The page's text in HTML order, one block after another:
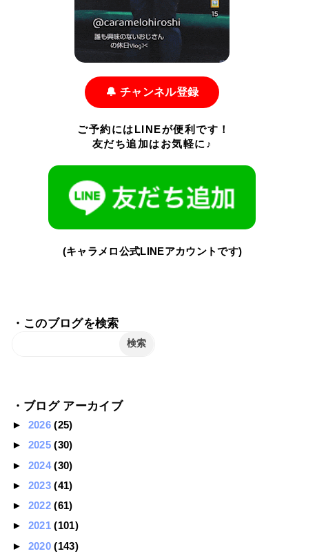
🔔 チャンネル登録
ご予約にはLINEが便利です！
友だち追加はお気軽に♪
(キャラメロ公式LINEアカウントです)
・このブログを検索
・ブログ アーカイブ
► 2026(25)
► 2025(30)
► 2024(30)
► 2023(41)
► 2022(61)
► 2021(101)
► 2020(143)